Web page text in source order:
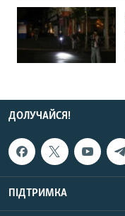
ДОЛУЧАЙСЯ!
ПІДТРИМКА